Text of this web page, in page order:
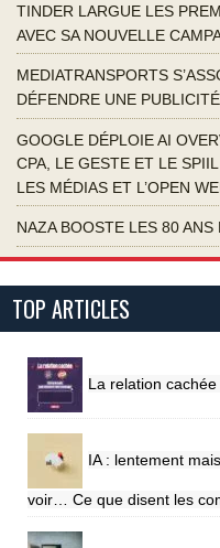
TINDER LARGUE LES
AVEC SA NOUVELLE
MEDIATRANSPORTS
DÉFENDRE UNE
GOOGLE DÉPLOIE AI
CPA, LE GESTE ET LE
LES MÉDIAS ET L’OPEN
NAZA BOOSTE LES 80 ANS
TOP ARTICLES
La relation
IA : lentement
voir… Ce que disent les